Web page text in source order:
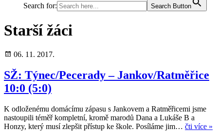
Search for: Search Button
Starší žáci
06. 11. 2017.
SŽ: Týnec/Pecerady – Jankov/Ratměřice
10:0 (5:0)
K odloženému domácímu zápasu s Jankovem a Ratměřicemi jsme
nastoupili téměř kompletní, kromě marodů Dana a Lukáše B a
Honzy, který musí zlepšit přístup ke škole. Posíláme jim… čti více »